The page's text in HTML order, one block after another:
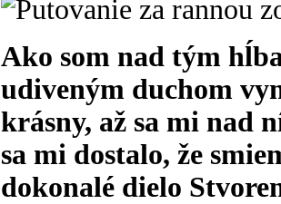
Ako som nad tým
udiveným duchom
krásny, až sa mi nad
sa mi dostalo, že
dokonalé dielo